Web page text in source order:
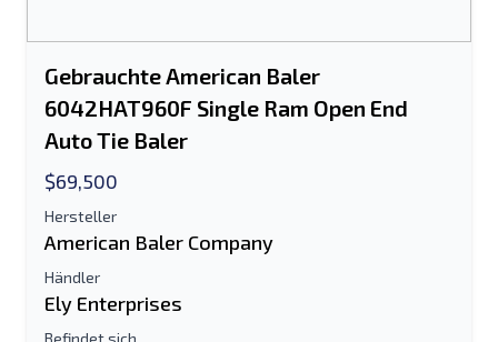
Gebrauchte American Baler
6042HAT960F Single Ram Open End
Auto Tie Baler
$69,500
Hersteller
American Baler Company
Händler
Ely Enterprises
Befindet sich